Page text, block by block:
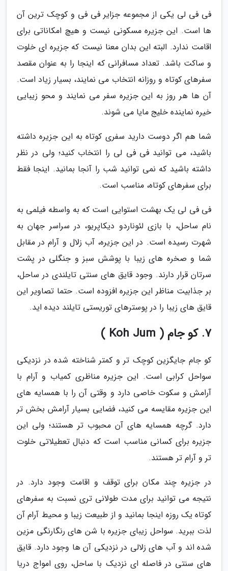
فی فی لی یکی از مجموعه جزایر فی فی و کوچک ترین آن
ها است. این جزیره مسکونی نیست و هیچ امکاناتی برای
اقامت ندارد. البته این بدان معنا نیست که جزیره ای خلوت
و ساکت باشد. تعداد مسافرانی که اینجا را به عنوان مقصد
سفرهای کوتاه و روزانه انتخاب می نمایند، بسیار زیاد است.
آن ها هر روز به این جزیره سفر می نمایند و محو زیبایی
خیره نماینده خلیج مایا می شوند.
شما هم اگر دوست دارید سفری کوتاه به این جزیره داشته
باشید، می توانید فی فی لی را انتخاب کنید؛ ولی در نظر
داشته باشید که نمی توانید شب را آنجا بمانید. اینجا فقط
برای سفرهای کوتاه، مناسب است.
فی فی لی یک بهشت استوایی است که به واسطه فیلمی به
نام ساحل، با بازی لئوناردو دیکاپریو، در سراسر جهان به
شهرت رسیده است. در این جزیره، آب زلال و آرام در مقابل
شما و صخره های زیبا با پوشش سبز و جنگلی در پشت
سرتان قرار دارند. وجود قایق های سنتی تایلندی در ساحل،
بر جذابیت مناظر این جزیره افزوده است. حتما تصاویر این
قایق های زیبا را در پوسترهای توریستی تایلند دیده اید.
7. کو جام ( Koh Jum )
کو جام جایگزین کوچک تر و کمتر شناخته شده در نزدیکی
سواحل کرابی است. این جزیره مناظری کمیاب و آرام با
آرامش و سکوت خاصی دارد و وقتی آن را با همسایه های
این جزیره مقایسه می کنید، فضایی بسیار آرامش بخش تر
دارد. گرچه همسایه های آن محبوب تر هستند؛ ولی این
جزیره برای کسانی مناسب است که دنبال تعطیلاتی خلوت
تر و آرام تر هستند.
در جزیره چند مکان برای توقف و اقامت وجود دارد. در
نتیجه می توانید برای مدت طولانی تری نسبت به سفرهای
کوتاه یک روزه اینجا بمانید و از طبیعت زیبا و محیط آرام آن
لذت ببرید. سواحل زیبای جزیره با شن های رنگارنگی مزین
شده اند و آب های زلالی در نزدیکی آن ها وجود دارد. قایق
های سنتی در فاصله ای نزدیک با ساحل، روی امواج دریا